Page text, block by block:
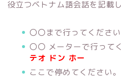
役立つベトナム語会話を記載し
〇〇まで行ってください
〇〇 メーターで行って
テオ ドン ホー
ここで停めてください。